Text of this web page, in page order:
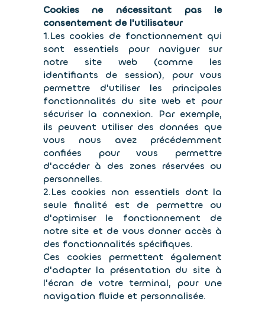
Cookies ne nécessitant pas le
consentement de l'utilisateur
1.Les cookies de fonctionnement qui
sont essentiels pour naviguer sur
notre site web (comme les
identifiants de session), pour vous
permettre d'utiliser les principales
fonctionnalités du site web et pour
sécuriser la connexion. Par exemple,
ils peuvent utiliser des données que
vous nous avez précédemment
confiées pour vous permettre
d'accéder à des zones réservées ou
personnelles.
2.Les cookies non essentiels dont la
seule finalité est de permettre ou
d'optimiser le fonctionnement de
notre site et de vous donner accès à
des fonctionnalités spécifiques.
Ces cookies permettent également
d'adapter la présentation du site à
l'écran de votre terminal, pour une
navigation fluide et personnalisée.